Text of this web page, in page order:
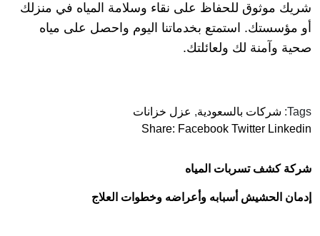
شريك موثوق للحفاظ على نقاء وسلامة المياه في منزلك
أو مؤسستك. استمتع بخدماتنا اليوم واحصل على مياه
صحية وآمنة لك ولعائلتك.
Tags: شركات بالسعودية, عزل خزانات
Share: Facebook Twitter Linkedin
شركة كشف تسربات المياه
إدمان الحشيش أسبابه وأعراضه وخطوات العلاج